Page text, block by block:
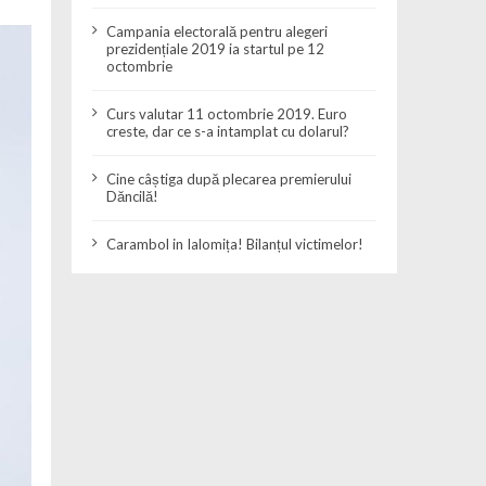
Campania electorală pentru alegeri
prezidențiale 2019 ia startul pe 12
octombrie
Curs valutar 11 octombrie 2019. Euro
creste, dar ce s-a intamplat cu dolarul?
Cine câștiga după plecarea premierului
Dăncilă!
Carambol in Ialomița! Bilanțul victimelor!